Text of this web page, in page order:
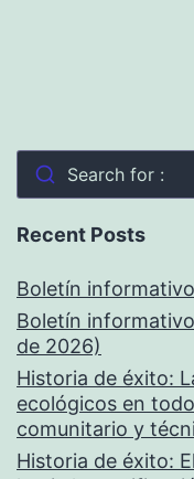
Search for :
Recent Posts
Boletín
Boletín
de 2026)
Historia de éxito:
ecológicos en
comunitario y
Historia de éxito: